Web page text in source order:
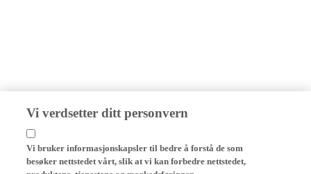
Vi verdsetter ditt personvern
Vi bruker informasjonskapsler til bedre å forstå de som
besøker nettstedet vårt, slik at vi kan forbedre nettstedet,
produktene, tjenestene og markedsføringen.